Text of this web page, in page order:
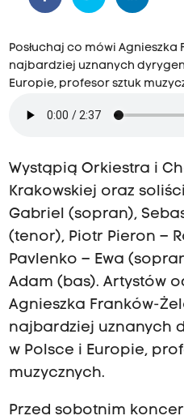
Posłuchaj co mówi Agnieszka
najbardziej uznanych
Europie, profesor sztuk
Wystąpią Orkiestra i
Krakowskiej oraz
Gabriel (sopran),
(tenor), Piotr Pieron –
Pavlenko – Ewa
Adam (bas). Artystów
Agnieszka Franków-
najbardziej uznanych
w Polsce i Europie,
muzycznych.
Przed sobotnim